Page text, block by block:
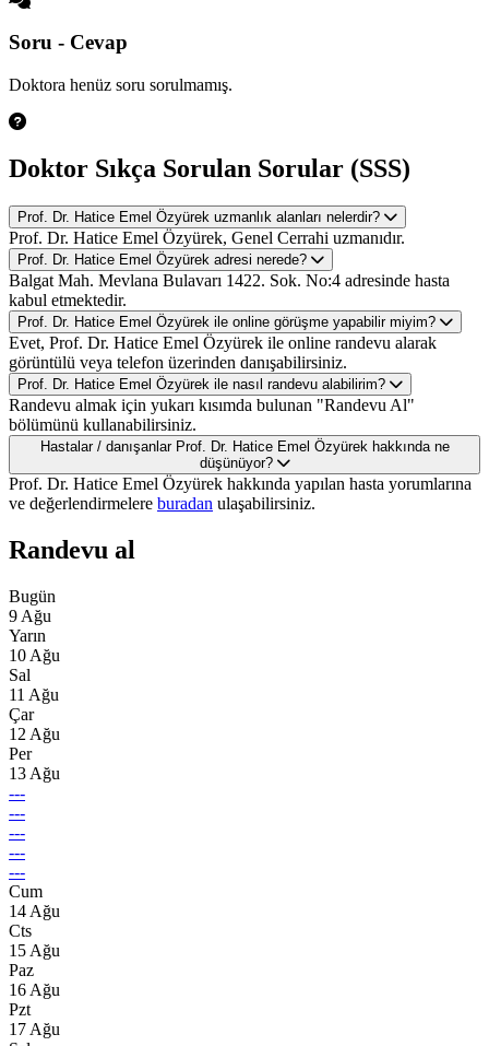
Soru - Cevap
Doktora henüz soru sorulmamış.
Doktor Sıkça Sorulan Sorular (SSS)
Prof. Dr. Hatice Emel Özyürek uzmanlık alanları nelerdir?
Prof. Dr. Hatice Emel Özyürek, Genel Cerrahi uzmanıdır.
Prof. Dr. Hatice Emel Özyürek adresi nerede?
Balgat Mah. Mevlana Bulavarı 1422. Sok. No:4 adresinde hasta
kabul etmektedir.
Prof. Dr. Hatice Emel Özyürek ile online görüşme yapabilir miyim?
Evet, Prof. Dr. Hatice Emel Özyürek ile online randevu alarak
görüntülü veya telefon üzerinden danışabilirsiniz.
Prof. Dr. Hatice Emel Özyürek ile nasıl randevu alabilirim?
Randevu almak için yukarı kısımda bulunan "Randevu Al"
bölümünü kullanabilirsiniz.
Hastalar / danışanlar Prof. Dr. Hatice Emel Özyürek hakkında ne
düşünüyor?
Prof. Dr. Hatice Emel Özyürek hakkında yapılan hasta yorumlarına
ve değerlendirmelere buradan ulaşabilirsiniz.
Randevu al
Bugün
9 Ağu
Yarın
10 Ağu
Sal
11 Ağu
Çar
12 Ağu
Per
13 Ağu
---
---
---
---
---
Cum
14 Ağu
Cts
15 Ağu
Paz
16 Ağu
Pzt
17 Ağu